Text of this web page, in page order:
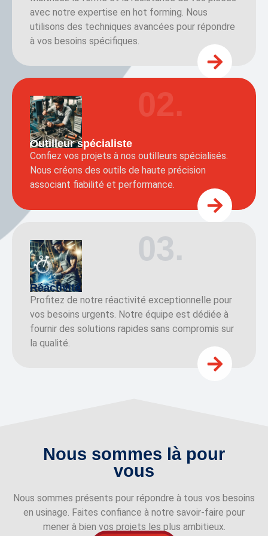
avec notre expertise en hot forming. Nous
utilisons des techniques avancées pour répondre
à vos besoins spécifiques.
02.
Outilleur spécialiste
Confiez vos projets à nos outilleurs spécialisés.
Nous créons des outils de haute précision
associant fiabilité et performance.
03.
Réactivité
Profitez de notre réactivité exceptionnelle pour
vos besoins urgents. Notre équipe est dédiée à
fournir des solutions rapides sans compromis sur
la qualité.
Nous sommes là pour
vous
Nous sommes présents pour répondre à tous vos besoins
en usinage. Faites confiance à notre savoir-faire pour
mener à bien vos projets les plus ambitieux.